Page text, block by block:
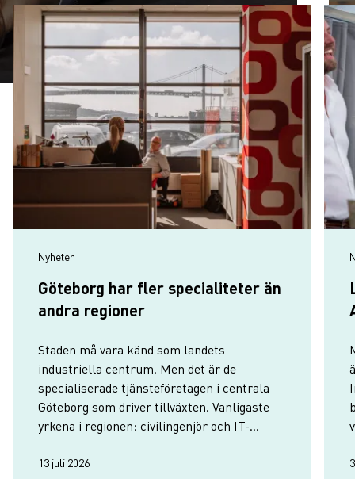
Nyheter
Göteborg har fler specialiteter än
andra regioner
Staden må vara känd som landets
industriella centrum. Men det är de
specialiserade tjänsteföretagen i centrala
Göteborg som driver tillväxten. Vanligaste
yrkena i regionen: civilingenjör och IT-
13 juli 2026